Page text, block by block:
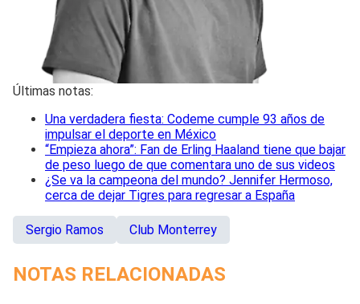
Últimas notas:
Una verdadera fiesta: Codeme cumple 93 años de
impulsar el deporte en México
“Empieza ahora”: Fan de Erling Haaland tiene que bajar
de peso luego de que comentara uno de sus videos
¿Se va la campeona del mundo? Jennifer Hermoso,
cerca de dejar Tigres para regresar a España
Sergio Ramos Club Monterrey
NOTAS RELACIONADAS